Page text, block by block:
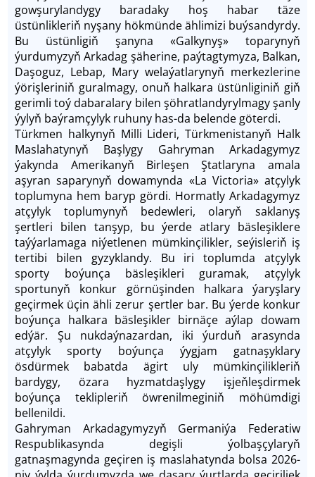
gowşurylandygy baradaky hoş habar täze
üstünlikleriň nyşany hökmünde ählimizi buýsandyrdy.
Bu üstünligiň şanyna «Galkynyş» toparynyň
ýurdumyzyň Arkadag şäherine, paýtagtymyza, Balkan,
Daşoguz, Lebap, Mary welaýatlarynyň merkezlerine
ýörişleriniň guralmagy, onuň halkara üstünliginiň giň
gerimli toý dabaralary bilen şöhratlandyrylmagy şanly
ýylyň baýramçylyk ruhuny has-da belende göterdi.
Türkmen halkynyň Milli Lideri, Türkmenistanyň Halk
Maslahatynyň Başlygy Gahryman Arkadagymyz
ýakynda Amerikanyň Birleşen Ştatlaryna amala
aşyran saparynyň dowamynda «La Victoria» atçylyk
toplumyna hem baryp gördi. Hormatly Arkadagymyz
atçylyk toplumynyň bedewleri, olaryň saklanyş
şertleri bilen tanşyp, bu ýerde atlary bäsleşiklere
taýýarlamaga niýetlenen mümkinçilikler, seýisleriň iş
tertibi bilen gyzyklandy. Bu iri toplumda atçylyk
sporty boýunça bäsleşikleri guramak, atçylyk
sportunyň konkur görnüşinden halkara ýaryşlary
geçirmek üçin ähli zerur şertler bar. Bu ýerde konkur
boýunça halkara bäsleşikler birnäçe aýlap dowam
edýär. Şu nukdaýnazardan, iki ýurduň arasynda
atçylyk sporty boýunça ýygjam gatnaşyklary
ösdürmek babatda ägirt uly mümkinçilikleriň
bardygy, özara hyzmatdaşlygy işjeňleşdirmek
boýunça teklipleriň öwrenilmeginiň möhümdigi
bellenildi.
Gahryman Arkadagymyzyň Germaniýa Federatiw
Respublikasynda degişli ýolbaşçylaryň
gatnaşmagynda geçiren iş maslahatynda bolsa 2026-